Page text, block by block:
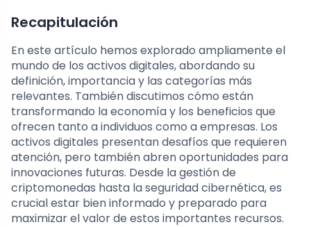
Recapitulación
En este artículo hemos explorado ampliamente el
mundo de los activos digitales, abordando su
definición, importancia y las categorías más
relevantes. También discutimos cómo están
transformando la economía y los beneficios que
ofrecen tanto a individuos como a empresas. Los
activos digitales presentan desafíos que requieren
atención, pero también abren oportunidades para
innovaciones futuras. Desde la gestión de
criptomonedas hasta la seguridad cibernética, es
crucial estar bien informado y preparado para
maximizar el valor de estos importantes recursos.